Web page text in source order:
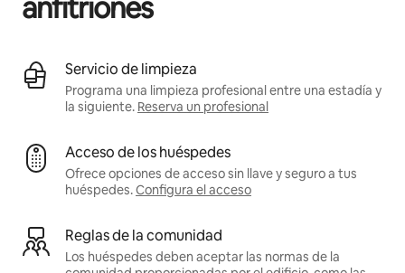
Servicio de limpieza
Programa una limpieza profesional entre una estadía y
la siguiente. Reserva un profesional
Acceso de los huéspedes
Ofrece opciones de acceso sin llave y seguro a tus
huéspedes.Configura el acceso
Reglas de la comunidad
Los huéspedes deben aceptar las normas de la